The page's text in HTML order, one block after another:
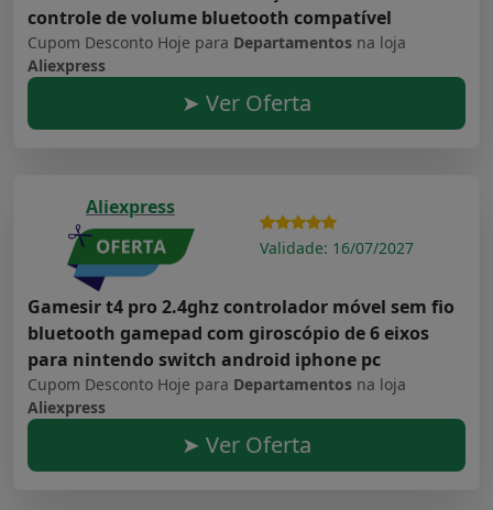
controle de volume bluetooth compatível
Cupom Desconto Hoje para Departamentos na loja
Aliexpress
➤ Ver Oferta
Aliexpress
Validade: 16/07/2027
Gamesir t4 pro 2.4ghz controlador móvel sem fio
bluetooth gamepad com giroscópio de 6 eixos
para nintendo switch android iphone pc
Cupom Desconto Hoje para Departamentos na loja
Aliexpress
➤ Ver Oferta